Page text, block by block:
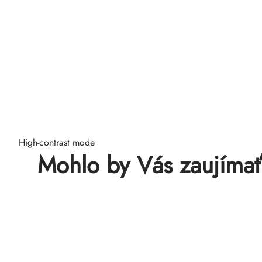
High-contrast mode
Mohlo by Vás zaujímať